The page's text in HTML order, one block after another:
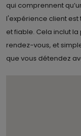
qui comprennent
l'expérience client est
et fiable. Cela inclut
rendez-vous, et
que vous détendez